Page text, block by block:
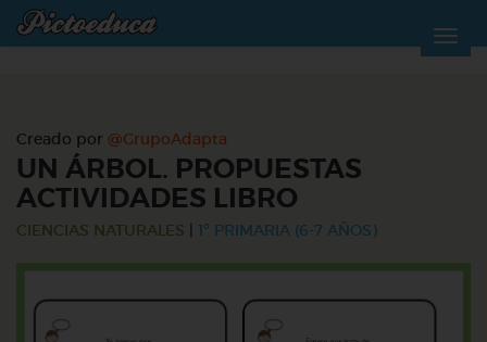
Creado por @GrupoAdapta
UN ÁRBOL. PROPUESTAS
ACTIVIDADES LIBRO
CIENCIAS NATURALES 1º PRIMARIA (6-7 AÑOS)